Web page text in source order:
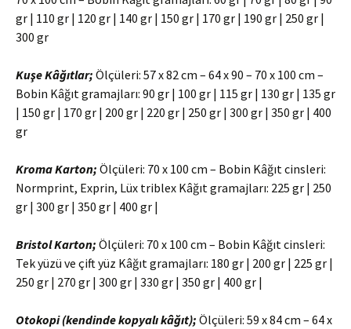
gr | 110 gr | 120 gr | 140 gr | 150 gr | 170 gr | 190 gr | 250 gr |
300 gr
Kuşe Kâğıtlar; Ölçüleri: 57 x 82 cm – 64 x 90 – 70 x 100 cm –
Bobin Kâğıt gramajları: 90 gr | 100 gr | 115 gr | 130 gr | 135 gr
| 150 gr | 170 gr | 200 gr | 220 gr | 250 gr | 300 gr | 350 gr | 400
gr
Kroma Karton; Ölçüleri: 70 x 100 cm – Bobin Kâğıt cinsleri:
Normprint, Exprin, Lüx triblex Kâğıt gramajları: 225 gr | 250
gr | 300 gr | 350 gr | 400 gr |
Bristol Karton; Ölçüleri: 70 x 100 cm – Bobin Kâğıt cinsleri:
Tek yüzü ve çift yüz Kâğıt gramajları: 180 gr | 200 gr | 225 gr |
250 gr | 270 gr | 300 gr | 330 gr | 350 gr | 400 gr |
Otokopi (kendinde kopyalı kâğıt); Ölçüleri: 59 x 84 cm – 64 x